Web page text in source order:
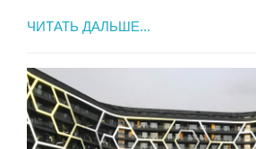
ЧИТАТЬ ДАЛЬШЕ...